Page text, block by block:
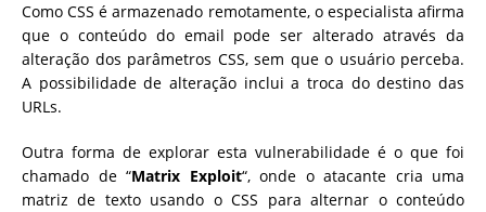
Como CSS é armazenado remotamente, o especialista afirma
que o conteúdo do email pode ser alterado através da
alteração dos parâmetros CSS, sem que o usuário perceba.
A possibilidade de alteração inclui a troca do destino das
URLs.
Outra forma de explorar esta vulnerabilidade é o que foi
chamado de “Matrix Exploit“, onde o atacante cria uma
matriz de texto usando o CSS para alternar o conteúdo